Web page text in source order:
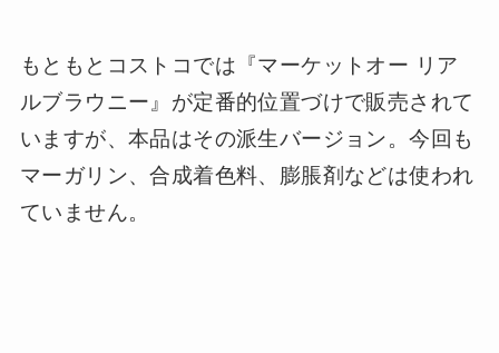
もともとコストコでは『マーケットオー リア
ルブラウニー』が定番的位置づけで販売されて
いますが、本品はその派生バージョン。今回も
マーガリン、合成着色料、膨脹剤などは使われ
ていません。